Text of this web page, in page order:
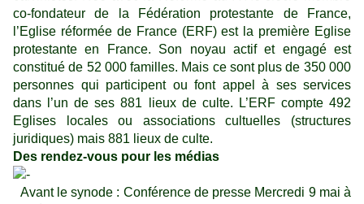
co-fondateur de la Fédération protestante de France,
l’Eglise réformée de France (ERF) est la première Eglise
protestante en France. Son noyau actif et engagé est
constitué de 52 000 familles. Mais ce sont plus de 350 000
personnes qui participent ou font appel à ses services
dans l’un de ses 881 lieux de culte. L’ERF compte 492
Eglises locales ou associations cultuelles (structures
juridiques) mais 881 lieux de culte.
Des rendez-vous pour les médias
Avant le synode : Conférence de presse Mercredi 9 mai à